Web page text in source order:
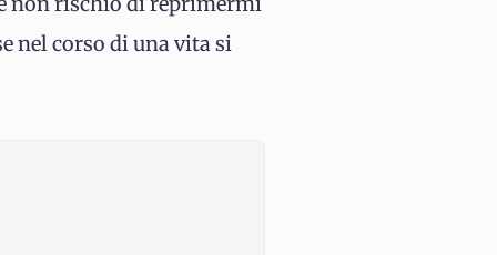
nel corso di una vita si